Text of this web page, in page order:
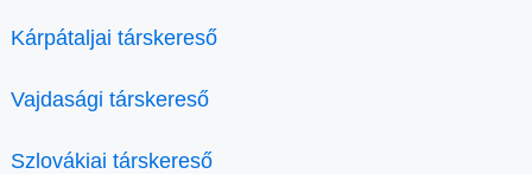
Kárpátaljai társkereső
Vajdasági társkereső
Szlovákiai társkereső